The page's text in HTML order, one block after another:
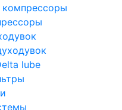
компрессоры
lube